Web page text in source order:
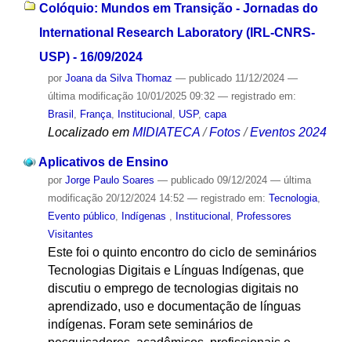
Colóquio: Mundos em Transição - Jornadas do
International Research Laboratory (IRL-CNRS-
USP) - 16/09/2024
por Joana da Silva Thomaz — publicado11/12/2024 —
última modificação10/01/2025 09:32 — registrado em:
Brasil
França, Institucional USP, capa
Localizado em MIDIATECA /Fotos /Eventos 2024
Aplicativos de Ensino
por Jorge Paulo Soares — publicado09/12/2024 — última
modificação20/12/2024 14:52 — registrado em: Tecnologia,
Evento público, Indígenas , Institucional , Professores
Visitantes
Este foi o quinto encontro do ciclo de seminários
Tecnologias Digitais e Línguas Indígenas, que
discutiu o emprego de tecnologias digitais no
aprendizado, uso e documentação de línguas
indígenas. Foram sete seminários de